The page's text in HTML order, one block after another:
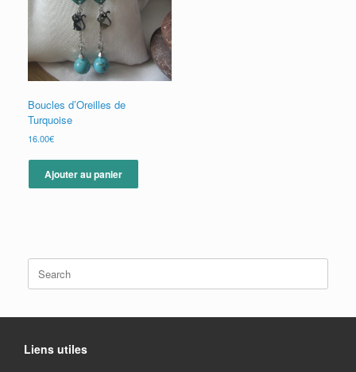
Boucles d’Oreilles de
Turquoise
16.00€
Ajouter au panier
Search
for:
Liens utiles